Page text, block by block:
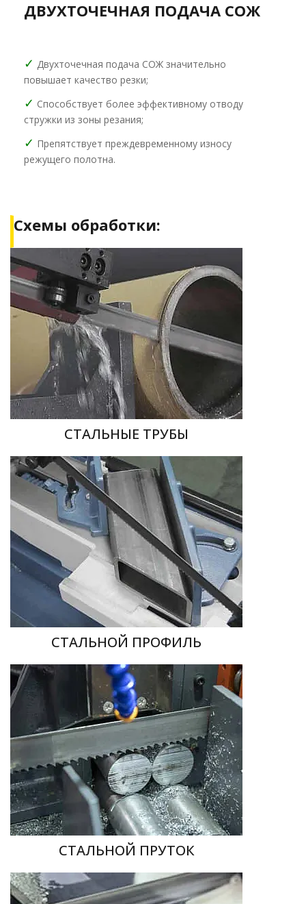
ДВУХТОЧЕЧНАЯ ПОДАЧА СОЖ
✓ Двухточечная подача СОЖ значительно
повышает качество резки;
✓ Способствует более эффективному отводу
стружки из зоны резания;
✓ Препятствует преждевременному износу
режущего полотна.
Схемы обработки:
СТАЛЬНЫЕ ТРУБЫ
СТАЛЬНОЙ ПРОФИЛЬ
СТАЛЬНОЙ ПРУТОК